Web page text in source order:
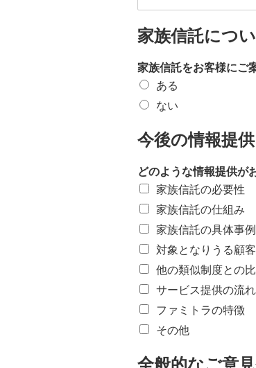
家族信託につ
家族信託をお客様にご
ある
ない
今後の情報提
どのような情報提供が
家族信託の必要性
家族信託の仕組み
家族信託の具体事例
対象となりうる顧
他の類似制度との
サービス提供の流れ
ファミトラの特徴
その他
全般的なご意